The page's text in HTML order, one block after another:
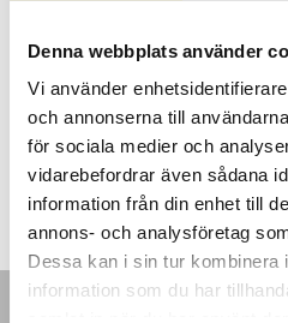
Denna webbplats använder
Vi använder
och annonserna till
för sociala medier och
vidarebefordrar även sådana
information från din enhet till
annons- och analysföretag
Dessa kan i sin tur kombinera
information som du har
CA Energy programmerbara
spänning- strömmar samt